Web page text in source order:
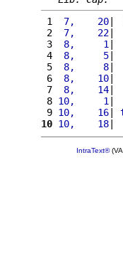
1
7,    20|
2
7,    22|
3
8,     1
4
8,     5
5
8,     8
6
8,    10
7
8,    14|
8 10,     1
9 10,    16|
10 10,    18|
IntraText®